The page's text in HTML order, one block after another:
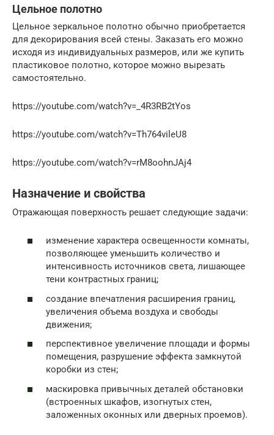
Цельное полотно
Цельное зеркальное полотно обычно приобретается
для декорирования всей стены. Заказать его можно
исходя из индивидуальных размеров, или же купить
пластиковое полотно, которое можно вырезать
самостоятельно.
https://youtube.com/watch?v=_4R3RB2tYos
https://youtube.com/watch?v=Th764vileU8
https://youtube.com/watch?v=rM8oohnJAj4
Назначение и свойства
Отражающая поверхность решает следующие задачи:
изменение характера освещенности комнаты,
позволяющее уменьшить количество и
интенсивность источников света, лишающее
тени контрастных границ;
создание впечатления расширения границ,
увеличения объема воздуха и свободы
движения;
перспективное увеличение площади и формы
помещения, разрушение эффекта замкнутой
коробки из стен;
маскировка привычных деталей обстановки
(встроенных шкафов, изогнутых стен,
заложенных оконных или дверных проемов).